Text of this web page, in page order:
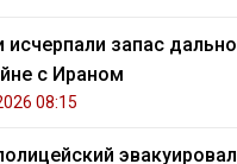
исчерпали запас
с Ираном
08:15